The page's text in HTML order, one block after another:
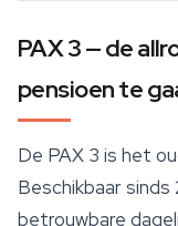
PAX 3 — de
pensioen te
De PAX 3 is het
Beschikbaar
betrouwbare